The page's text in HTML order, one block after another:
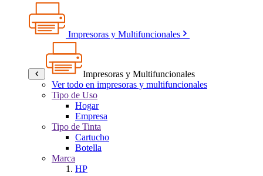
Impresoras y Multifuncionales
Impresoras y Multifuncionales
Ver todo en impresoras y multifuncionales
Tipo de Uso
Hogar
Empresa
Tipo de Tinta
Cartucho
Botella
Marca
HP